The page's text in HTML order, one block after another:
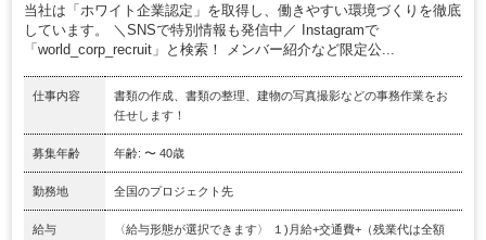
当社は「ホワイト企業認定」を取得し、働きやすい環境づくりを徹底
しています。 ＼SNSで特別情報も発信中／ Instagramで
「world_corp_recruit」と検索！ メンバー紹介など限定公...
仕事内容
書類の作成、書類の整理、建物の写真撮影などの事務作業をお
任せします！
募集年齢 年齢: 〜 40歳
勤務地 全国のプロジェクト先
給与
〈給与形態が選択できます〉 １)月給+交通費+（残業代は全額